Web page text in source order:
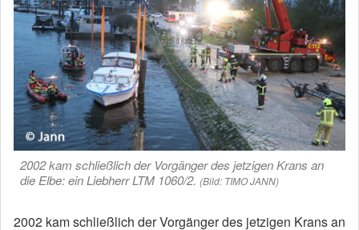
2002 kam schließlich der Vorgänger des jetzigen Krans an
die Elbe: ein Liebherr LTM 1060/2. (Bild: TIMO JANN)
2002 kam schließlich der Vorgänger des jetzigen Krans an